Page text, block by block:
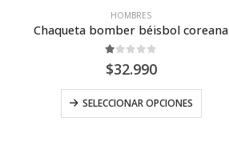
HOMBRES
Chaqueta bomber béisbol coreana
1.00
$32.990
SELECCIONAR OPCIONES